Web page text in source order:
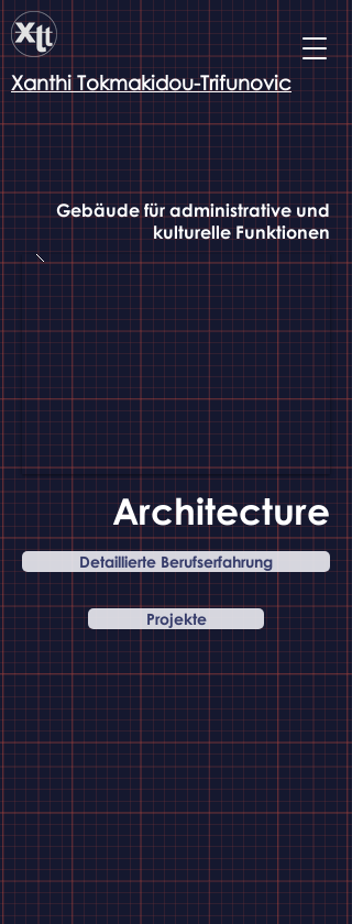
Xanthi Tokmakidou-Trifunovic
Gebäude für administrative und
kulturelle Funktionen
Architecture
Detaillierte Berufserfahrung
Projekte